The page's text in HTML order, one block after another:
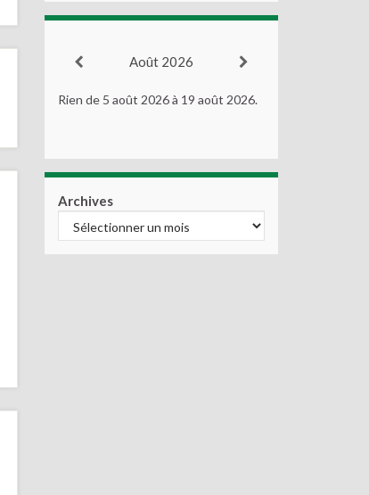
Août 2026
Rien de 5 août 2026 à 19 août 2026.
Archives